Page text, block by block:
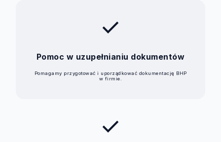
check
Pomoc w uzupełnianiu dokumentów
Pomagamy przygotować i uporządkować dokumentację BHP
w firmie.
check